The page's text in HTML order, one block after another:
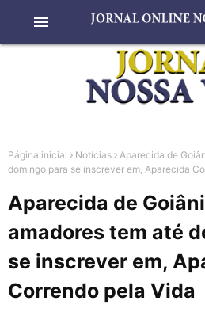
menu
Página inicial Notícias
Aparecida de
domingo para se inscrever em, Aparecida
Aparecida de
amadores tem até
se inscrever em,
Correndo pela Vida